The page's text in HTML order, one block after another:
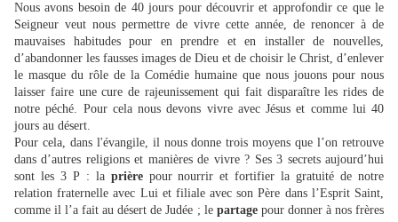
Nous avons besoin de 40 jours pour découvrir et approfondir ce que le
Seigneur veut nous permettre de vivre cette année, de renoncer à de
mauvaises habitudes pour en prendre et en installer de nouvelles,
d’abandonner les fausses images de Dieu et de choisir le Christ, d’enlever
le masque du rôle de la Comédie humaine que nous jouons pour nous
laisser faire une cure de rajeunissement qui fait disparaître les rides de
notre péché. Pour cela nous devons vivre avec Jésus et comme lui 40
jours au désert.
Pour cela, dans l'évangile, il nous donne trois moyens que l’on retrouve
dans d’autres religions et manières de vivre ? Ses 3 secrets aujourd’hui
sont les 3 P : la prière pour nourrir et fortifier la gratuité de notre
relation fraternelle avec Lui et filiale avec son Père dans l’Esprit Saint,
comme il l’a fait au désert de Judée ; le partage pour donner à nos frères